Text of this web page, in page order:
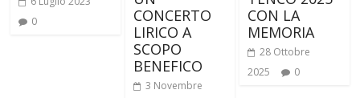
0
CONCERTO
LIRICO A
SCOPO
BENEFICO
3 Novembre
CON LA
MEMORIA
28 Ottobre
2025
0